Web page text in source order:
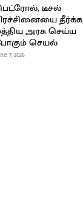
டீசல்
தீர்க்க
அரசு செய்ய
செயல்
7, 2026